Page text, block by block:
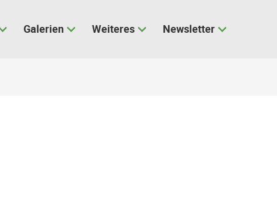
Galerien Weiteres Newsletter